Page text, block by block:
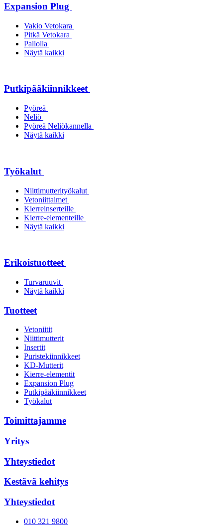
Expansion Plug
Vakio Vetokara
Pitkä Vetokara
Pallolla
Näytä kaikki
Putkipääkiinnikkeet
Pyöreä
Neliö
Pyöreä Neliökannella
Näytä kaikki
Työkalut
Niittimutterityökalut
Vetoniittaimet
Kierreinserteille
Kierre-elementeille
Näytä kaikki
Erikoistuotteet
Turvaruuvit
Näytä kaikki
Tuotteet
Vetoniitit
Niittimutterit
Insertit
Puristekiinnikkeet
KD-Mutterit
Kierre-elementit
Expansion Plug
Putkipääkiinnikkeet
Työkalut
Toimittajamme
Yritys
Yhteystiedot
Kestävä kehitys
Yhteystiedot
010 321 9800